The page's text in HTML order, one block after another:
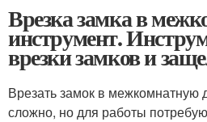
Врезка замка в
инструмент.
врезки замков и
Врезать замок в межкомнатную
сложно, но для работы